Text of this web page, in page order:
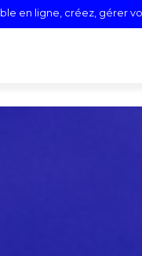
en ligne, créez, gérer